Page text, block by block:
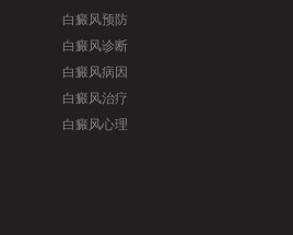
白癜风预防
白癜风诊断
白癜风病因
白癜风治疗
白癜风心理